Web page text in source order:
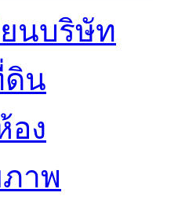
นบริษัท
ดิน
อง
าพ